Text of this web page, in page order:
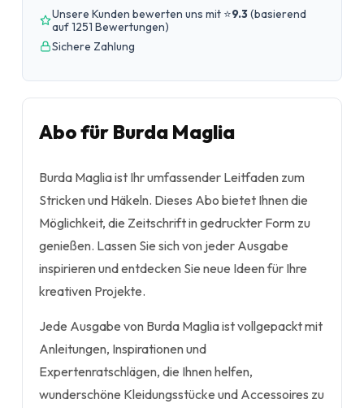
Unsere Kunden bewerten uns mit ⭐9.3(basierend
auf 1251 Bewertungen)
Sichere Zahlung
Abo für Burda Maglia
Burda Maglia ist Ihr umfassender Leitfaden zum
Stricken und Häkeln. Dieses Abo bietet Ihnen die
Möglichkeit, die Zeitschrift in gedruckter Form zu
genießen. Lassen Sie sich von jeder Ausgabe
inspirieren und entdecken Sie neue Ideen für Ihre
kreativen Projekte.
Jede Ausgabe von Burda Maglia ist vollgepackt mit
Anleitungen, Inspirationen und
Expertenratschlägen, die Ihnen helfen,
wunderschöne Kleidungsstücke und Accessoires zu